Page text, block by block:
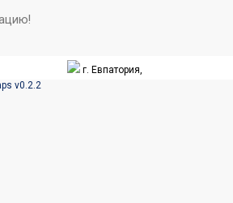
г. Евпатория,
v0.2.2